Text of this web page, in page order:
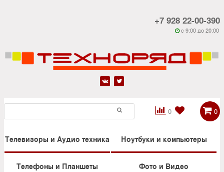
+7 928 22-00-390
 c 9:00 до 20:00
 
0

 0
Телевизоры и Аудио техника Ноутбуки и компьютеры
Телефоны и Планшеты Фото и Видео